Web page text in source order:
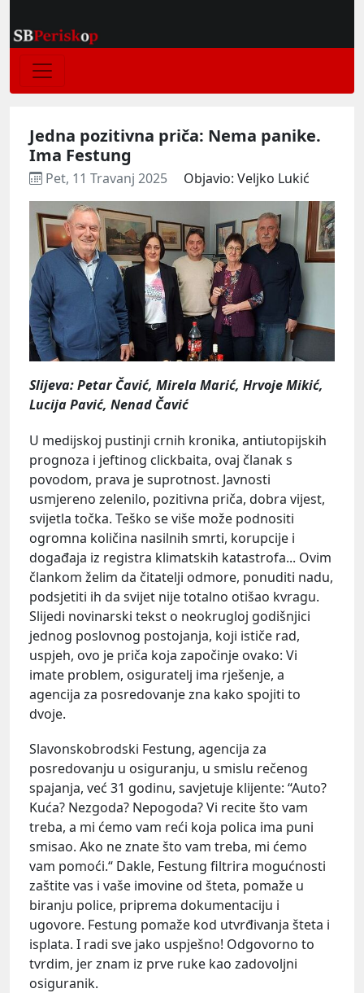
Jedna pozitivna priča: Nema panike.
Ima Festung
Pet, 11 Travanj 2025 Objavio: Veljko Lukić
Slijeva: Petar Čavić, Mirela Marić, Hrvoje Mikić,
Lucija Pavić, Nenad Čavić
U medijskoj pustinji crnih kronika, antiutopijskih
prognoza i jeftinog clickbaita, ovaj članak s
povodom, prava je suprotnost. Javnosti
usmjereno zelenilo, pozitivna priča, dobra vijest,
svijetla točka. Teško se više može podnositi
ogromna količina nasilnih smrti, korupcije i
događaja iz registra klimatskih katastrofa... Ovim
člankom želim da čitatelji odmore, ponuditi nadu,
podsjetiti ih da svijet nije totalno otišao kvragu.
Slijedi novinarski tekst o neokrugloj godišnjici
jednog poslovnog postojanja, koji ističe rad,
uspjeh, ovo je priča koja započinje ovako: Vi
imate problem, osiguratelj ima rješenje, a
agencija za posredovanje zna kako spojiti to
dvoje.
Slavonskobrodski Festung, agencija za
posredovanju u osiguranju, u smislu rečenog
spajanja, već 31 godinu, savjetuje klijente: “Auto?
Kuća? Nezgoda? Nepogoda? Vi recite što vam
treba, a mi ćemo vam reći koja polica ima puni
smisao. Ako ne znate što vam treba, mi ćemo
vam pomoći.“ Dakle, Festung filtrira mogućnosti
zaštite vas i vaše imovine od šteta, pomaže u
biranju police, priprema dokumentaciju i
ugovore. Festung pomaže kod utvrđivanja šteta i
isplata. I radi sve jako uspješno! Odgovorno to
tvrdim, jer znam iz prve ruke kao zadovoljni
osiguranik.